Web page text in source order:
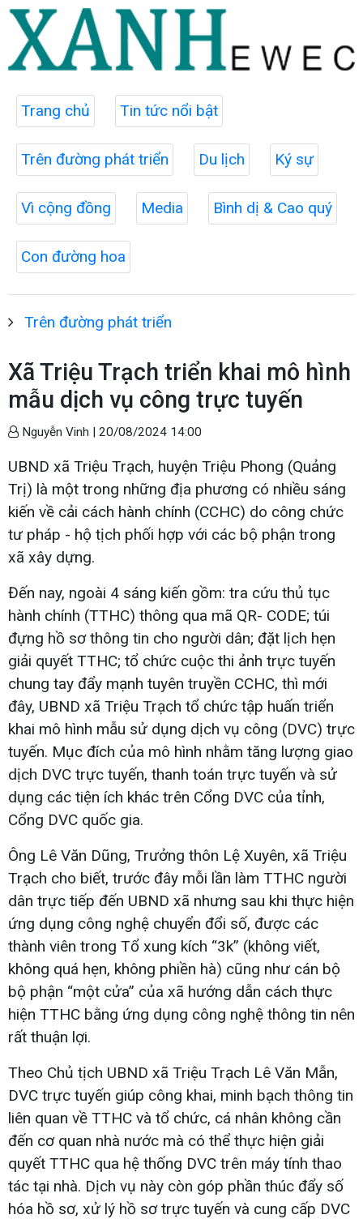
Trang chủ Tin tức nổi bật
Trên đường phát triển Du lịch Ký sự
Vì cộng đồng Media Bình dị & Cao quý
Con đường hoa
Trên đường phát triển
Xã Triệu Trạch triển khai mô hình
mẫu dịch vụ công trực tuyến
Nguyễn Vinh | 20/08/2024 14:00
UBND xã Triệu Trạch, huyện Triệu Phong (Quảng
Trị) là một trong những địa phương có nhiều sáng
kiến về cải cách hành chính (CCHC) do công chức
tư pháp - hộ tịch phối hợp với các bộ phận trong
xã xây dựng.
Đến nay, ngoài 4 sáng kiến gồm: tra cứu thủ tục
hành chính (TTHC) thông qua mã QR- CODE; túi
đựng hồ sơ thông tin cho người dân; đặt lịch hẹn
giải quyết TTHC; tổ chức cuộc thi ảnh trực tuyến
chung tay đẩy mạnh tuyên truyền CCHC, thì mới
đây, UBND xã Triệu Trạch tổ chức tập huấn triển
khai mô hình mẫu sử dụng dịch vụ công (DVC) trực
tuyến. Mục đích của mô hình nhằm tăng lượng giao
dịch DVC trực tuyến, thanh toán trực tuyến và sử
dụng các tiện ích khác trên Cổng DVC của tỉnh,
Cổng DVC quốc gia.
Ông Lê Văn Dũng, Trưởng thôn Lệ Xuyên, xã Triệu
Trạch cho biết, trước đây mỗi lần làm TTHC người
dân trực tiếp đến UBND xã nhưng sau khi thực hiện
ứng dụng công nghệ chuyển đổi số, được các
thành viên trong Tổ xung kích “3k” (không viết,
không quá hẹn, không phiền hà) cũng như cán bộ
bộ phận “một cửa” của xã hướng dẫn cách thực
hiện TTHC bằng ứng dụng công nghệ thông tin nên
rất thuận lợi.
Theo Chủ tịch UBND xã Triệu Trạch Lê Văn Mẫn,
DVC trực tuyến giúp công khai, minh bạch thông tin
liên quan về TTHC và tổ chức, cá nhân không cần
đến cơ quan nhà nước mà có thể thực hiện giải
quyết TTHC qua hệ thống DVC trên máy tính thao
tác tại nhà. Dịch vụ này còn góp phần thúc đẩy số
hóa hồ sơ, xử lý hồ sơ trực tuyến và cung cấp DVC